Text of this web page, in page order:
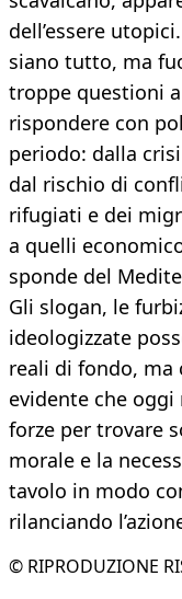
dell’essere
siano tutto, ma
troppe questioni
rispondere con
periodo: dalla
dal rischio di
rifugiati e dei
a quelli
sponde del
Gli slogan, le
ideologizzate
reali di fondo, ma
evidente che
forze per trovare
morale e la
tavolo in modo
rilanciando
© RIPRODUZIONE